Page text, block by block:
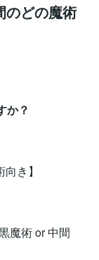
のどの魔術
か？
き】
魔術 or 中間